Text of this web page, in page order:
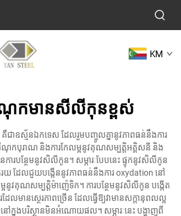
KM
កមានសីលីកុនខ្ពស់
ឧស្ម័នឯកទេស ដែលរួមបញ្ចូលគ្នានូវភាពធន់នឹងការ
កបុរាណ និងការកែលម្អនូវគុណសម្បត្តិអគ្គិសនី និង
ារបន្ថែមនូវសិលីកូន។ សម្ភារៈបែបនេះ ផ្ទុកនូវសិលីកូន
យ ដែលជួយបង្កើននូវភាពធន់នឹងការ oxydation នៅ
នូវគុណសម្បត្តិម៉ាញ៉េទិក។ ការបន្ថែមនូវសិលីកូន បង្កើត
លមានស្ថេរភាពច្រើន ដែលធ្វើឱ្យវាមានសក្ដានុពលល្អ
នៅក្នុងបរិស្ថានមិនអំណោយផល។ សម្ភារៈនេះ បង្ហាញពី